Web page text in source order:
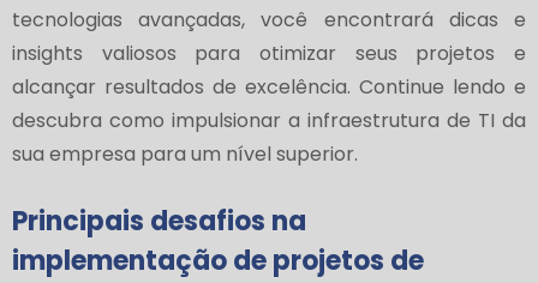
tecnologias avançadas, você encontrará dicas e
insights valiosos para otimizar seus projetos e
alcançar resultados de excelência. Continue lendo e
descubra como impulsionar a infraestrutura de TI da
sua empresa para um nível superior.
Principais desafios na
implementação de projetos de